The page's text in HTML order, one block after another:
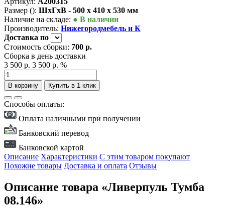
Размер (): ШxГxВ - 500 x 410 x 530 мм
Наличие на складе: ● В наличии
Производитель: Нижегородмебель и К
Доставка по
Стоимость сборки: 700 р.
Сборка в день доставки
3 500 р. 3 500 р. %
В корзину Купить в 1 клик
Способы оплаты:
Оплата наличными при получении
Банковский перевод
Банковской картой
Описание Характеристики С этим товаром покупают
Похожие товары Доставка и оплата Отзывы
Описание товара «Ливерпуль Тумба
08.146»